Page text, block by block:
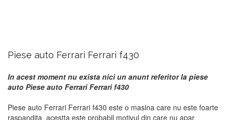
Piese auto Ferrari Ferrari f430
In acest moment nu exista nici un anunt referitor la piese
auto Piese auto Ferrari Ferrari f430
Piese auto Ferrari Ferrari f430 este o masina care nu este foarte
raspandita, acestta este probabil motivul din care nu apar